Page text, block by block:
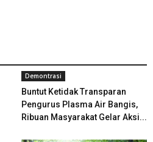
Demontrasi
Buntut Ketidak Transparan
Pengurus Plasma Air Bangis,
Ribuan Masyarakat Gelar Aksi...